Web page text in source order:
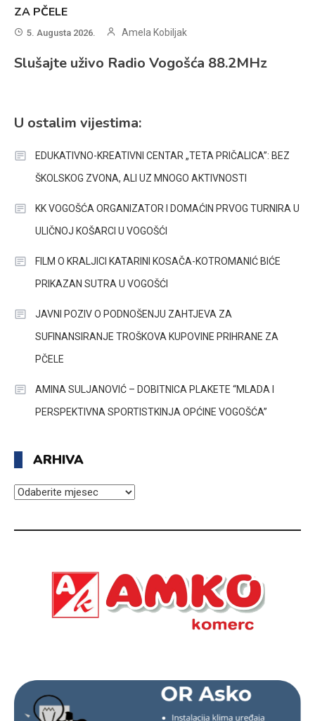
ZA PČELE
5. Augusta 2026. Amela Kobiljak
Slušajte uživo Radio Vogošća 88.2MHz
U ostalim vijestima:
EDUKATIVNO-KREATIVNI CENTAR „TETA PRIČALICA”: BEZ
ŠKOLSKOG ZVONA, ALI UZ MNOGO AKTIVNOSTI
KK VOGOŠĆA ORGANIZATOR I DOMAĆIN PRVOG TURNIRA U
ULIČNOJ KOŠARCI U VOGOŠĆI
FILM O KRALJICI KATARINI KOSAČA-KOTROMANIĆ BIĆE
PRIKAZAN SUTRA U VOGOŠĆI
JAVNI POZIV O PODNOŠENJU ZAHTJEVA ZA
SUFINANSIRANJE TROŠKOVA KUPOVINE PRIHRANE ZA
PČELE
AMINA SULJANOVIĆ – DOBITNICA PLAKETE “MLADA I
PERSPEKTIVNA SPORTISTKINJA OPĆINE VOGOŠĆA”
ARHIVA
ARHIVA